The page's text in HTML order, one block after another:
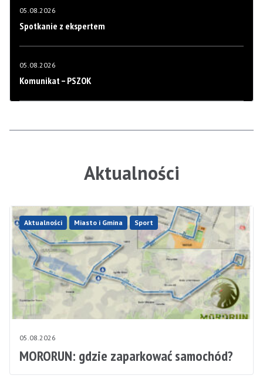
05.08.2026
Spotkanie z ekspertem
05.08.2026
Komunikat – PSZOK
Aktualności
Aktualności Miasto i Gmina Sport
05.08.2026
MORORUN: gdzie zaparkować samochód?